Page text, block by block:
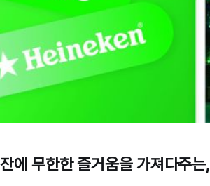
에 무한한 즐거움을 가져다주는,